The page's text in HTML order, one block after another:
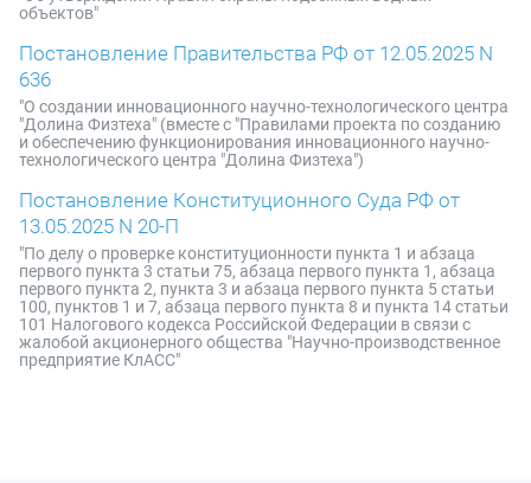
объектов"
Постановление Правительства РФ от 12.05.2025 N
636
"О создании инновационного научно-технологического центра
"Долина Физтеха" (вместе с "Правилами проекта по созданию
и обеспечению функционирования инновационного научно-
технологического центра "Долина Физтеха")
Постановление Конституционного Суда РФ от
13.05.2025 N 20-П
"По делу о проверке конституционности пункта 1 и абзаца
первого пункта 3 статьи 75, абзаца первого пункта 1, абзаца
первого пункта 2, пункта 3 и абзаца первого пункта 5 статьи
100, пунктов 1 и 7, абзаца первого пункта 8 и пункта 14 статьи
101 Налогового кодекса Российской Федерации в связи с
жалобой акционерного общества "Научно-производственное
предприятие КлАСС"